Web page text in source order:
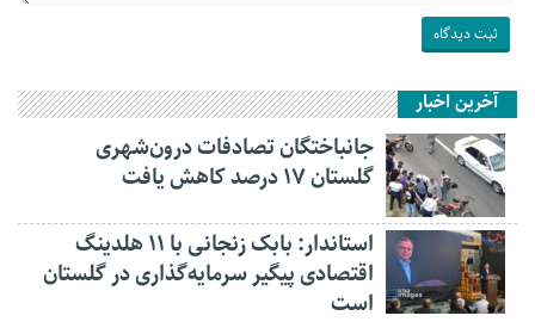
آخرین اخبار
جانباختگان تصادفات درون‌شهری
گلستان ۱۷ درصد کاهش یافت
استاندار: بابک زنجانی با ۱۱ هلدینگ
اقتصادی پیگیر سرمایه‌گذاری در گلستان
است